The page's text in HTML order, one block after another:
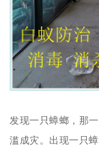
发现一只蟑螂，那
滥成灾。出现一只